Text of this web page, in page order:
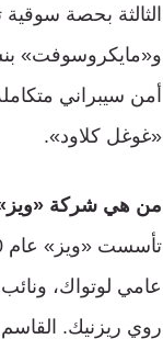
أمن سيبراني
«غوغل كلاود».
من هي شركة
عامي لوتواك، ونائب